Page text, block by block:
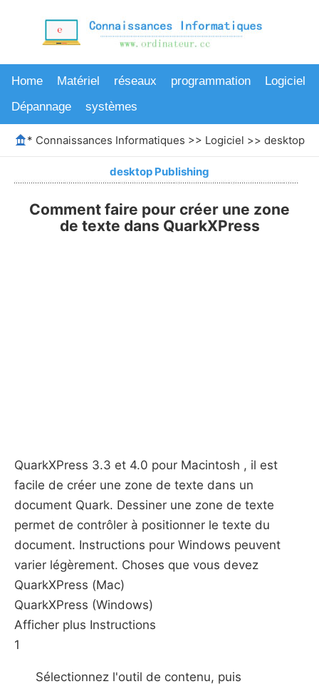
Home Matériel réseaux programmation
Logiciel
Dépannage
systèmes
* Connaissances Informatiques >> Logiciel >> desktop
desktop Publishing
Comment faire pour créer une zone
de texte dans QuarkXPress
QuarkXPress 3.3 et 4.0 pour Macintosh , il est
facile de créer une zone de texte dans un
document Quark. Dessiner une zone de texte
permet de contrôler à positionner le texte du
document. Instructions pour Windows peuvent
varier légèrement. Choses que vous devez
QuarkXPress (Mac)
QuarkXPress (Windows)
Afficher plus Instructions
1
Sélectionnez l'outil de contenu, puis